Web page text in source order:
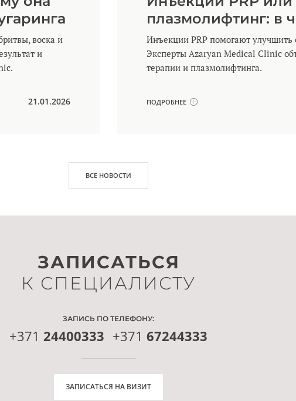
воска и
и
21.01.2026
плазмолифтинг: в
Инъекции PRP помогают улучшить
Эксперты Azaryan Medical Clinic
терапии и плазмолифтинга.
ПОДРОБНЕЕ
ВСЕ НОВОСТИ
ЗАПИСАТЬСЯ
К СПЕЦИАЛИСТУ
ЗАПИСЬ ПО ТЕЛЕФОНУ:
+371 24400333 +371 67244333
ЗАПИСАТЬСЯ НА ВИЗИТ